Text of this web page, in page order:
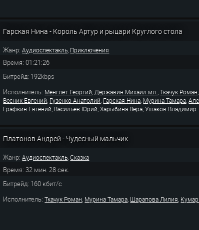
Гарская Нина - Король Артур и рыцари Круглого стола
Жанр:Аудиоспектакль, Приключения
Время: 01:21:26
Битрейд: 192kbps
Исполнитель: Менглет Георгий,Державин Михаил мл.,Ткачук Роман
Весник Евгений, Гузенко Анатолий, Гарская Нина, Мурина Тамара,
Графкин Евгений, Васильев Юрий,Харыбина Вера,Ушаков Владимир
Платонов Андрей - Чудесный мальчик
Жанр:Аудиоспектакль,Сказка
Время: 32 мин. 28 сек.
Битрейд: 160 кбит/с
Исполнитель:Ткачук Роман, Мурина Тамара, Шарапова Лилия,